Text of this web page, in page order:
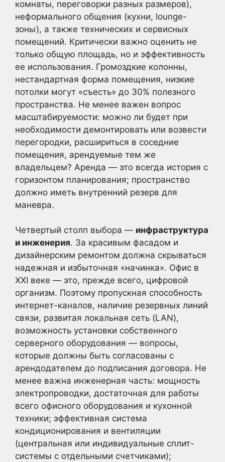
комнаты, переговорки разных размеров),
неформального общения (кухни, lounge-
зоны), а также технических и сервисных
помещений. Критически важно оценить не
только общую площадь, но и эффективность
ее использования. Громоздкие колонны,
нестандартная форма помещения, низкие
потолки могут «съесть» до 30% полезного
пространства. Не менее важен вопрос
масштабируемости: можно ли будет при
необходимости демонтировать или возвести
перегородки, расшириться в соседние
помещения, арендуемые тем же
владельцем? Аренда — это всегда история с
горизонтом планирования; пространство
должно иметь внутренний резерв для
маневра.
Четвертый столп выбора — инфраструктура
и инженерия. За красивым фасадом и
дизайнерским ремонтом должна скрываться
надежная и избыточная «начинка». Офис в
XXI веке — это, прежде всего, цифровой
организм. Поэтому пропускная способность
интернет-каналов, наличие резервных линий
связи, развитая локальная сеть (LAN),
возможность установки собственного
серверного оборудования — вопросы,
которые должны быть согласованы с
арендодателем до подписания договора. Не
менее важна инженерная часть: мощность
электропроводки, достаточная для работы
всего офисного оборудования и кухонной
техники; эффективная система
кондиционирования и вентиляции
(центральная или индивидуальные сплит-
системы с отдельными счетчиками);